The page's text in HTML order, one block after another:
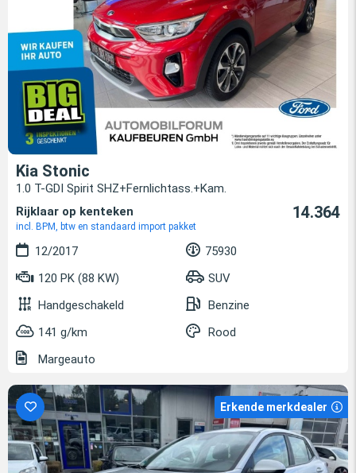
Kia Stonic
1.0 T-GDI Spirit SHZ+Fernlichtass.+Kam.
Rijklaar op kenteken
incl. BPM, btw en standaard import pakket
14.364
12/2017
75930
120 PK (88 KW)
SUV
Handgeschakeld
Benzine
141 g/km
Rood
Margeauto
Erkende merkdealer